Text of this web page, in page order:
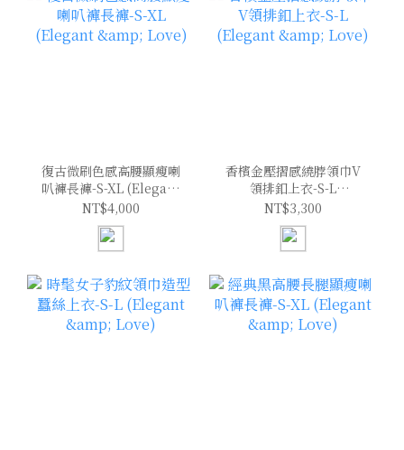
復古微刷色感高腰顯瘦喇
叭褲長褲-S-XL (Elegant
& Love)
NT$4,000
香檳金壓摺感繞脖領巾V
領排釦上衣-S-L
(Elegant & Love)
NT$3,300